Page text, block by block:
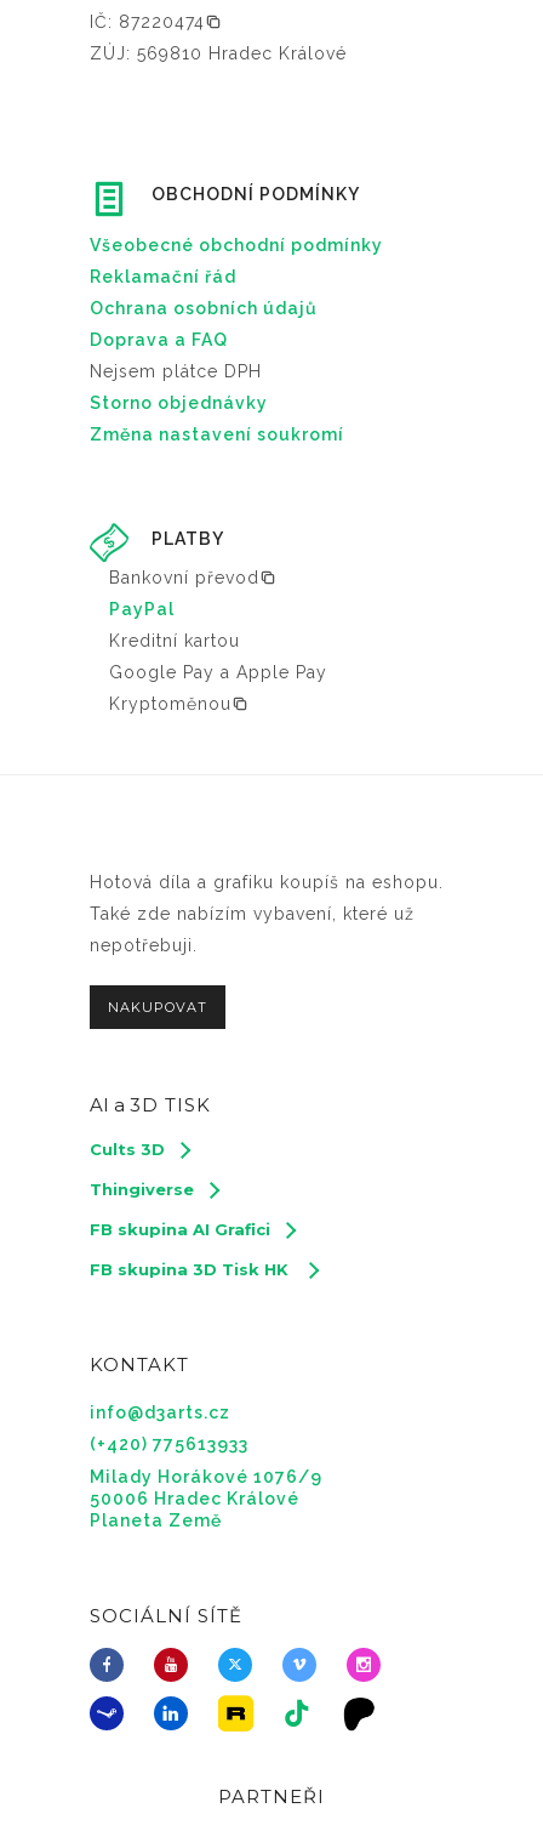
IČ: 87220474
ZÚJ: 569810 Hradec Králové
OBCHODNÍ PODMÍNKY
Všeobecné obchodní podmínky
Reklamační řád
Ochrana osobních údajů
Doprava a FAQ
Nejsem plátce DPH
Storno objednávky
Změna nastavení soukromí
PLATBY
Bankovní převod
PayPal
Kreditní kartou
Google Pay a Apple Pay
Kryptoměnou
Hotová díla a grafiku koupíš na eshopu.
Také zde nabízím vybavení, které už
nepotřebuji.
NAKUPOVAT
AI a 3D TISK
Cults 3D
Thingiverse
FB skupina AI Grafici
FB skupina 3D Tisk HK
KONTAKT
info@d3arts.cz
(+420) 775613933
Milady Horákové 1076/9
50006 Hradec Králové
Planeta Země
SOCIÁLNÍ SÍTĚ
PARTNEŘI